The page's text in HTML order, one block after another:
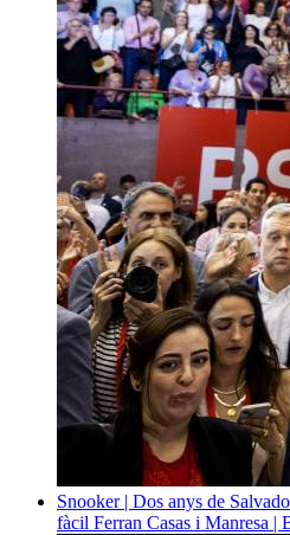
Snooker | Dos anys de
fàcil Ferran Casas i Manresa |